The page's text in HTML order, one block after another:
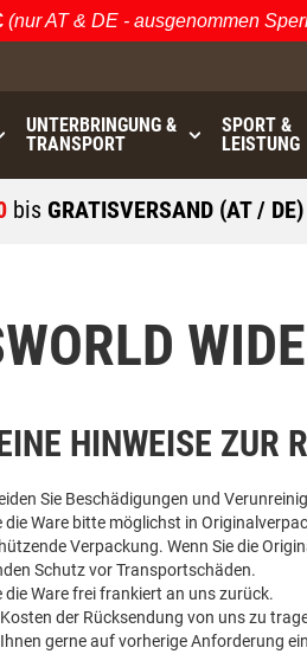
AT & DE - ausgenommen
UNTERBRINGUNG &
TRANSPORT
SPORT &
LEISTUNG
bis GRATISVERSAND (AT / DE)
HINWEISE ZUR
Sie Beschädigungen und
die Ware bitte möglichst in
Verpackung. Wenn Sie die
Schutz vor Transportschäden.
die Ware frei frankiert an uns zurück.
der Rücksendung von uns zu
gerne auf vorherige Anforderung